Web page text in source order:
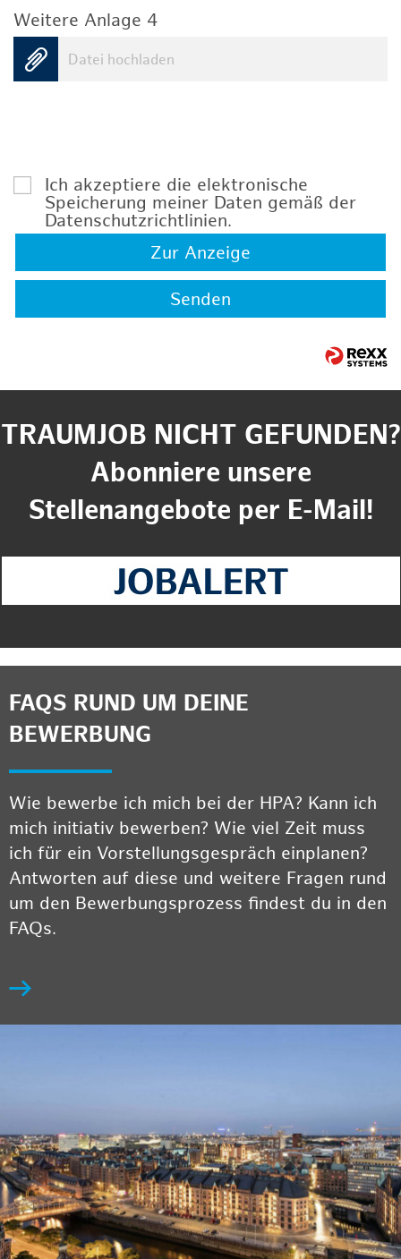
Weitere Anlage 4
Datei hochladen
Ich akzeptiere die elektronische
Speicherung meiner Daten gemäß der
Datenschutzrichtlinien.
Zur Anzeige
Senden
TRAUMJOB NICHT GEFUNDEN?
Abonniere unsere
Stellenangebote per E-Mail!
FAQS RUND UM DEINE
BEWERBUNG
Wie bewerbe ich mich bei der HPA? Kann ich
mich initiativ bewerben? Wie viel Zeit muss
ich für ein Vorstellungsgespräch einplanen?
Antworten auf diese und weitere Fragen rund
um den Bewerbungsprozess findest du in den
FAQs.